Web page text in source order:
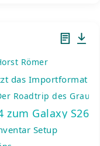
Römer
das Importformat
Roadtrip des
zum Galaxy
Setup